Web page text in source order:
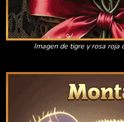
Imagen de tigre y rosa roja